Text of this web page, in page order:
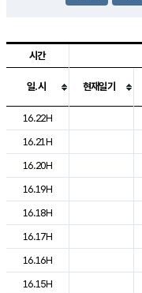
도시별 기상실황표로 지점
시간
일.시 현재일기
16.22H
16.21H
16.20H
16.19H
16.18H
16.17H
16.16H
16.15H